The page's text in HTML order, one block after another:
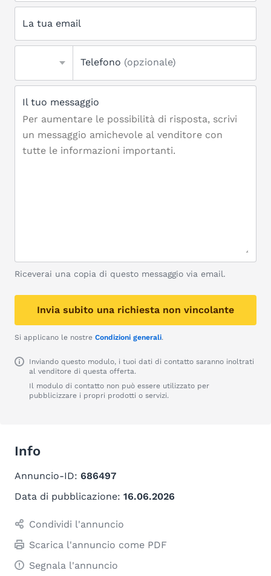
La tua email
Telefono (opzionale)
Il tuo messaggio
Riceverai una copia di questo messaggio via email.
Invia subito una richiesta non vincolante
Si applicano le nostre Condizioni generali.
Inviando questo modulo, i tuoi dati di contatto saranno inoltrati
al venditore di questa offerta.
Il modulo di contatto non può essere utilizzato per
pubblicizzare i propri prodotti o servizi.
Info
Annuncio-ID: 686497
Data di pubblicazione: 16.06.2026
Condividi l'annuncio
Scarica l'annuncio come PDF
Segnala l'annuncio